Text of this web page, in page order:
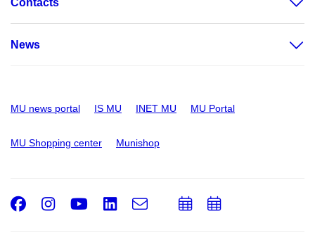
Contacts
News
MU news portal IS MU INET MU MU Portal
MU Shopping center Munishop
Facebook
Instagram
Youtube
LinkedIn
e-
AddAdd